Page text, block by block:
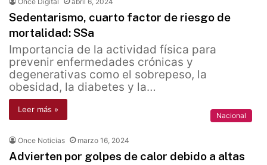
Sedentarismo, cuarto factor de riesgo de
mortalidad: SSa
Importancia de la actividad física para
prevenir enfermedades crónicas y
degenerativas como el sobrepeso, la
obesidad, la diabetes y la…
Leer más »
Nacional
Once Noticias marzo 16, 2024
Advierten por golpes de calor debido a altas